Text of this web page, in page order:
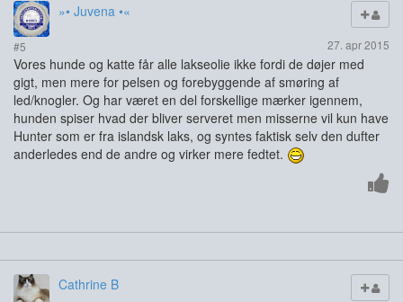
»• Juvena •«
#5 27. apr 2015
Vores hunde og katte får alle lakseolie ikke fordi de døjer med
gigt, men mere for pelsen og forebyggende af smøring af
led/knogler. Og har været en del forskellige mærker igennem,
hunden spiser hvad der bliver serveret men misserne vil kun have
Hunter som er fra islandsk laks, og syntes faktisk selv den dufter
anderledes end de andre og virker mere fedtet.
Cathrine B